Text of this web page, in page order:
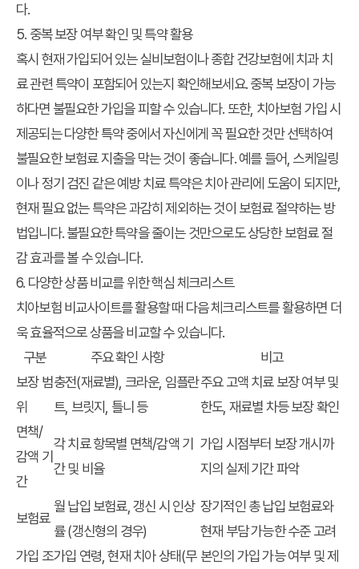
다.
5. 중복 보장 여부 확인 및 특약 활용
혹시 현재 가입되어 있는 실비보험이나 종합 건강보험에 치과 치
료 관련 특약이 포함되어 있는지 확인해보세요. 중복 보장이 가능
하다면 불필요한 가입을 피할 수 있습니다. 또한, 치아보험 가입 시
제공되는 다양한 특약 중에서 자신에게 꼭 필요한 것만 선택하여
불필요한 보험료 지출을 막는 것이 좋습니다. 예를 들어, 스케일링
이나 정기 검진 같은 예방 치료 특약은 치아 관리에 도움이 되지만,
현재 필요 없는 특약은 과감히 제외하는 것이 보험료 절약하는 방
법입니다. 불필요한 특약을 줄이는 것만으로도 상당한 보험료 절
감 효과를 볼 수 있습니다.
6. 다양한 상품 비교를 위한 핵심 체크리스트
치아보험 비교사이트를 활용할 때 다음 체크리스트를 활용하면 더
욱 효율적으로 상품을 비교할 수 있습니다.
구분
주요 확인 사항
비고
보장 범
위
충전(재료별), 크라운, 임플란
트, 브릿지, 틀니 등
주요 고액 치료 보장 여부 및
한도, 재료별 차등 보장 확인
면책/
감액 기
간
각 치료 항목별 면책/감액 기
간 및 비율
가입 시점부터 보장 개시까
지의 실제 기간 파악
보험료
월 납입 보험료, 갱신 시 인상
률 (갱신형의 경우)
장기적인 총 납입 보험료와
현재 부담 가능한 수준 고려
가입 조가입 연령, 현재 치아 상태(무 본인의 가입 가능 여부 및 제